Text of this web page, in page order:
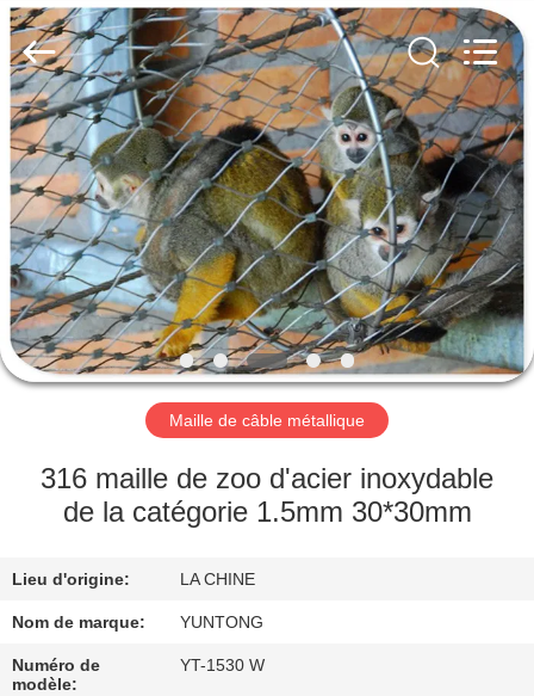
MAISON
PRODUITS
AU
SUJET
DE
NOUS
VISITE
D'USINE
CONTRÔLE
DE
QUALITÉ
Anping
Yuntong
Metal
Wire
Mesh
Co.,Ltd.
All
Rights
Reserved.
Maille de câble métallique
316 maille de zoo d'acier inoxydable
de la catégorie 1.5mm 30*30mm
Lieu d'origine: LA CHINE
Nom de marque: YUNTONG
Numéro de
modèle:
YT-1530 W